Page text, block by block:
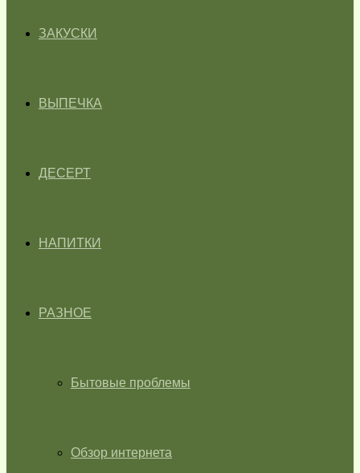
ЗАКУСКИ
ВЫПЕЧКА
ДЕСЕРТ
НАПИТКИ
РАЗНОЕ
Бытовые проблемы
Обзор интернета